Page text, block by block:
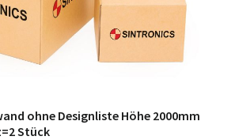
ohne Designliste Höhe 2000mm
Stück